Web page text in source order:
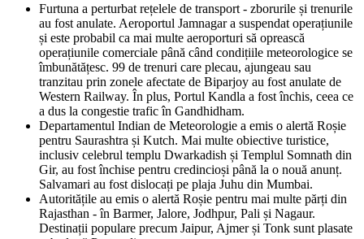
Furtuna a perturbat rețelele de transport - zborurile și trenurile
au fost anulate. Aeroportul Jamnagar a suspendat operațiunile
și este probabil ca mai multe aeroporturi să oprească
operațiunile comerciale până când condițiile meteorologice se
îmbunătățesc. 99 de trenuri care plecau, ajungeau sau
tranzitau prin zonele afectate de Biparjoy au fost anulate de
Western Railway. În plus, Portul Kandla a fost închis, ceea ce
a dus la congestie trafic în Gandhidham.
Departamentul Indian de Meteorologie a emis o alertă Roșie
pentru Saurashtra și Kutch. Mai multe obiective turistice,
inclusiv celebrul templu Dwarkadish și Templul Somnath din
Gir, au fost închise pentru credincioși până la o nouă anunț.
Salvamari au fost dislocați pe plaja Juhu din Mumbai.
Autoritățile au emis o alertă Roșie pentru mai multe părți din
Rajasthan - în Barmer, Jalore, Jodhpur, Pali și Nagaur.
Destinații populare precum Jaipur, Ajmer și Tonk sunt plasate